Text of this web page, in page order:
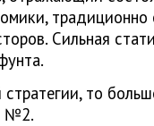
традиционно
Сильная
то
№2.